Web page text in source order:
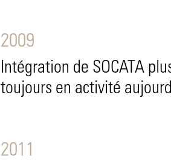
2009
Intégration de SOCATA
toujours en activité
2011